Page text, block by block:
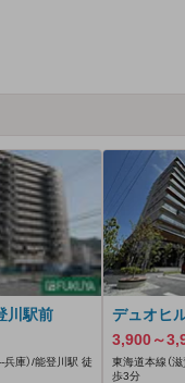
川駅前
兵庫）/能登川駅 徒
デュオヒ
3,900～
東海道本線（
歩3分